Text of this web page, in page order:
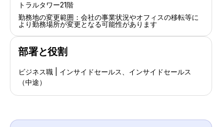
トラルタワー21階
勤務地の変更範囲：会社の事業状況やオフィスの移転等に
より勤務場所が変更となる可能性があります
部署と役割
ビジネス職 | インサイドセールス、インサイドセールス
（中途）